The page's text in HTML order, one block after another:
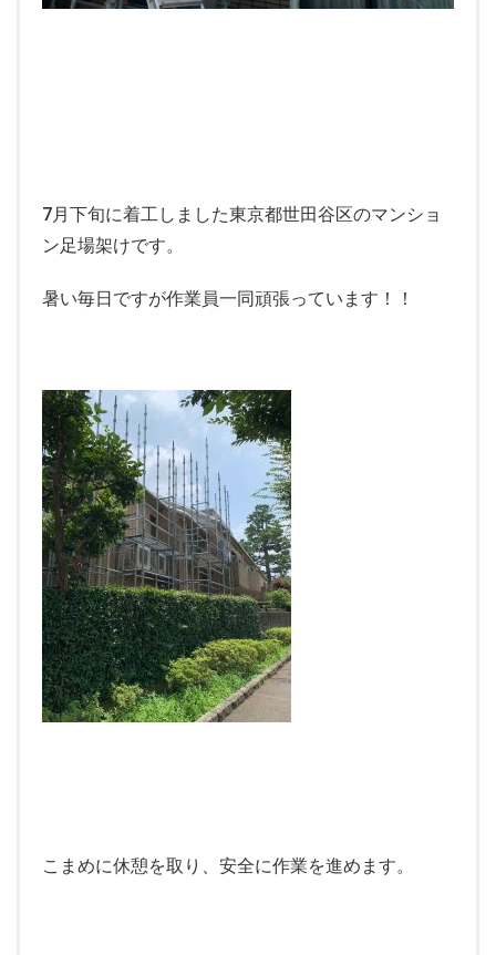
7月下旬に着工しました東京都世田谷区のマンショ
ン足場架けです。
暑い毎日ですが作業員一同頑張っています！！
こまめに休憩を取り、安全に作業を進めます。